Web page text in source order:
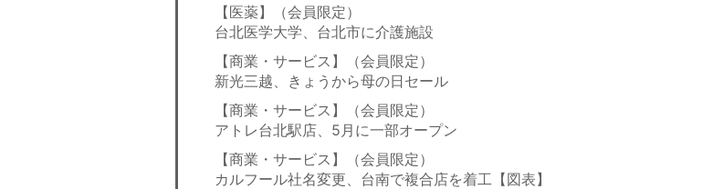
【医薬】（会員限定）
台北医学大学、台北市に介護施設
【商業・サービス】（会員限定）
新光三越、きょうから母の日セール
【商業・サービス】（会員限定）
アトレ台北駅店、5月に一部オープン
【商業・サービス】（会員限定）
カルフール社名変更、台南で複合店を着工【図表】